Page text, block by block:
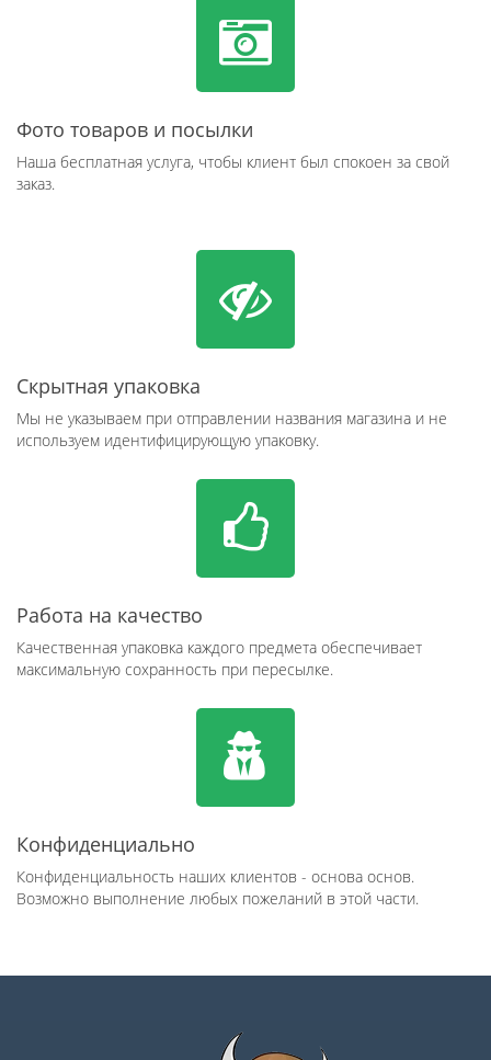
Фото товаров и посылки
Наша бесплатная услуга, чтобы клиент был спокоен за свой
заказ.
Скрытная упаковка
Мы не указываем при отправлении названия магазина и не
используем идентифицирующую упаковку.
Работа на качество
Качественная упаковка каждого предмета обеспечивает
максимальную сохранность при пересылке.
Конфиденциально
Конфиденциальность наших клиентов - основа основ.
Возможно выполнение любых пожеланий в этой части.